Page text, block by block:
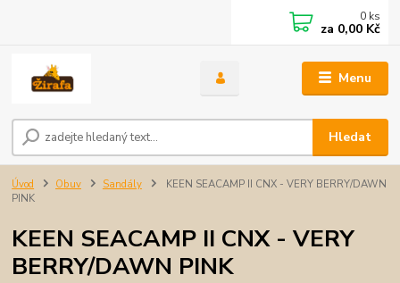
Menu
Hledat
0 ks
za 0,00 Kč
Úvod Obuv Sandály
KEEN SEACAMP II CNX - VERY BERRY/DAWN
PINK
KEEN SEACAMP II CNX - VERY
BERRY/DAWN PINK